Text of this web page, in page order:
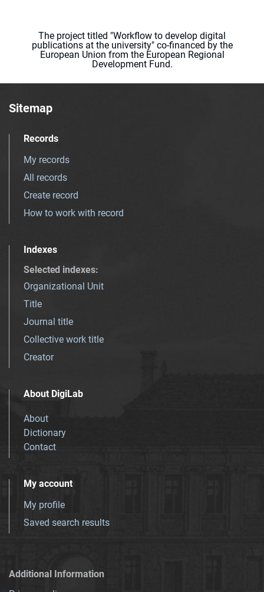
The project titled "Workflow to develop digital
publications at the university" co-financed by the
European Union from the European Regional
Development Fund.
Sitemap
Records
My records
All records
Create record
How to work with record
Indexes
Selected indexes:
Organizational Unit
Title
Journal title
Collective work title
Creator
About DigiLab
About
Dictionary
Contact
My account
My profile
Saved search results
Additional Information